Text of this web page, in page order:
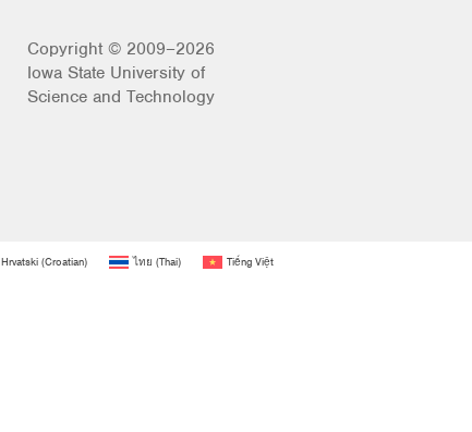
Copyright © 2009–2026
Iowa State University of
Science and Technology
Hrvatski(Croatian) ไทย (Thai) Tiếng Việt